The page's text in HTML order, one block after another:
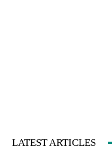
LATEST ARTICLES